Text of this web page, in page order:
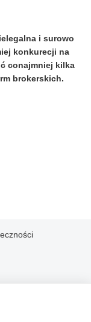
i surowo
konkurecji na
conajmniej kilka
brokerskich.